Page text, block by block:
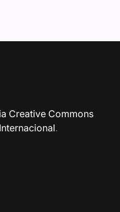
Creative Commons
.